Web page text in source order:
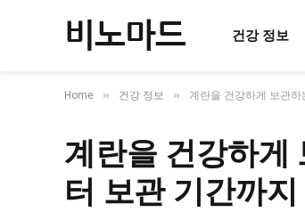
비노마드 건강 정보
Home » 건강 정보 » 계란을 건강하게 보관
계란을 건강하게
터 보관 기간까지